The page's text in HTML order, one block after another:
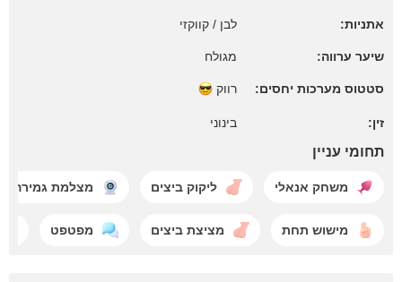
אתניות: לבן / קווקזי
שיער ערווה: מגולח
סטטוס מערכות יחסים: רווק
זין: בינוני
תחומי עניין
משחק אנאלי ליקוק ביצים מצלמת גמירה
מישוש תחת מציצת ביצים מפטפט